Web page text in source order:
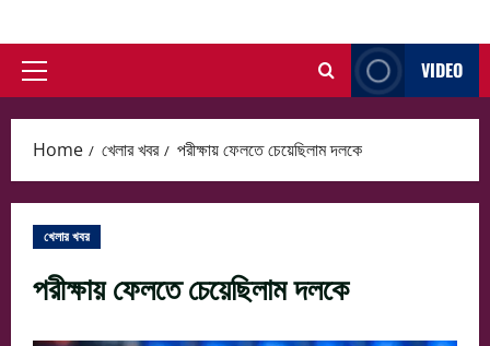
to
contentPrimary
VIDEO
Home খেলার খবর পরীক্ষায় ফেলতে চেয়েছিলাম দলকে
খেলার খবর
পরীক্ষায় ফেলতে চেয়েছিলাম দলকে